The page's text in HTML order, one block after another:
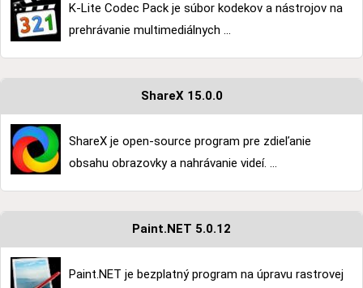
K-Lite Codec Pack je súbor kodekov a nástrojov na
prehrávanie multimediálnych ...
ShareX 15.0.0
ShareX je open-source program pre zdieľanie
obsahu obrazovky a nahrávanie videí. ...
Paint.NET 5.0.12
Paint.NET je bezplatný program na úpravu rastrovej